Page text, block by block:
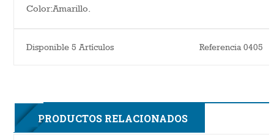
Color:Amarillo.
Referencia 0405
Disponible 5 Artículos
3F
PRODUCTOS RELACIONADOS